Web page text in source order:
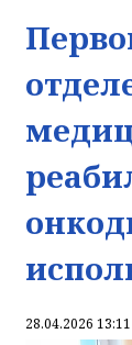
28.04.2026 13:11